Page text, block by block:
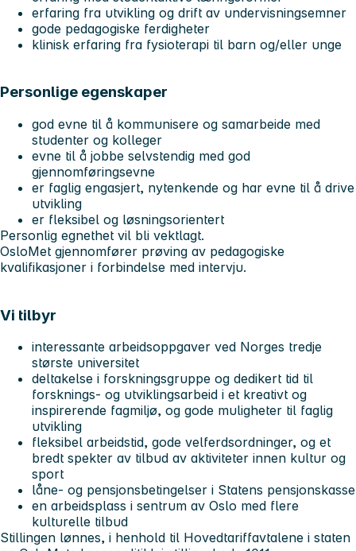
erfaring fra utvikling og drift av undervisningsemner
gode pedagogiske ferdigheter
klinisk erfaring fra fysioterapi til barn og/eller unge
Personlige egenskaper
god evne til å kommunisere og samarbeide med
studenter og kolleger
evne til å jobbe selvstendig med god
gjennomføringsevne
er faglig engasjert, nytenkende og har evne til å drive
utvikling
er fleksibel og løsningsorientert
Personlig egnethet vil bli vektlagt.
OsloMet gjennomfører prøving av pedagogiske
kvalifikasjoner i forbindelse med intervju.
Vi tilbyr
interessante arbeidsoppgaver ved Norges tredje
største universitet
deltakelse i forskningsgruppe og dedikert tid til
forsknings- og utviklingsarbeid i et kreativt og
inspirerende fagmiljø, og gode muligheter til faglig
utvikling
fleksibel arbeidstid, gode velferdsordninger, og et
bredt spekter av tilbud av aktiviteter innen kultur og
sport
låne- og pensjonsbetingelser i Statens pensjonskasse
en arbeidsplass i sentrum av Oslo med flere
kulturelle tilbud
Stillingen lønnes, i henhold til Hovedtariffavtalene i staten